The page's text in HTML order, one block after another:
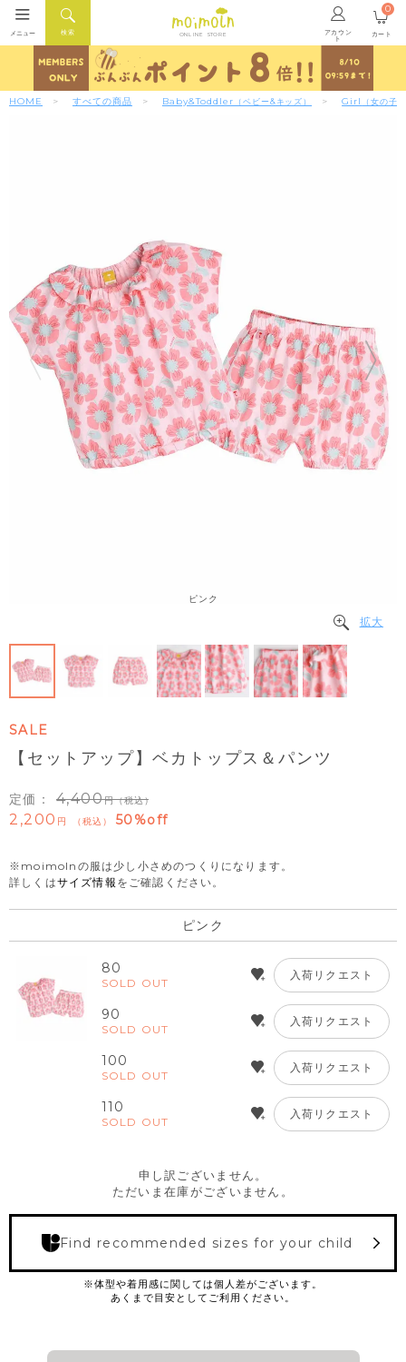
ONLINE STORE アカウン
ト
検索
メニュー カート
0
HOME すべての商品 Baby&Toddler （ベビー&キッズ） Girl （女の子）
ピンク
拡大
SALE
【セットアップ】ベカトップス＆パンツ
定価： 4,400 （税込）
2,200 税込 50%off
※moimolnの服は少し小さめのつくりになります。
詳しくはサイズ情報 をご確認ください。
ピンク
80
SOLD OUT
入荷リクエスト
90
SOLD OUT
入荷リクエスト
100
SOLD OUT
入荷リクエスト
110
SOLD OUT
入荷リクエスト
申し訳ございません。
ただいま在庫がございません。
Find recommended sizes for your child